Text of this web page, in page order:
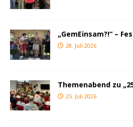
„GemEinsam?!“ –
28. Juli 2026
Themenabend zu
25. Juli 2026